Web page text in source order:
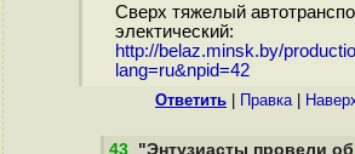
Сверх тяжелый
электический:
http://belaz.minsk.by/
lang=ru&npid=42
Ответить Правка|
43. "Энтузиасты провели